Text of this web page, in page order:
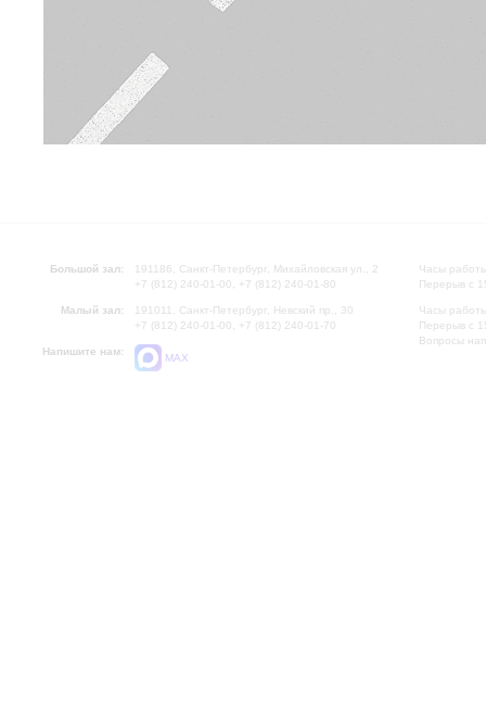
Большой зал:
191186, Санкт-Петербург, Михайловская ул., 2
+7 (812) 240-01-00, +7 (812) 240-01-80
Малый зал:
191011, Санкт-Петербург, Невский пр., 30
+7 (812) 240-01-00, +7 (812) 240-01-70
Напишите нам:
MAX
Часы
Перерыв с
Часы
Перерыв с
Вопросы